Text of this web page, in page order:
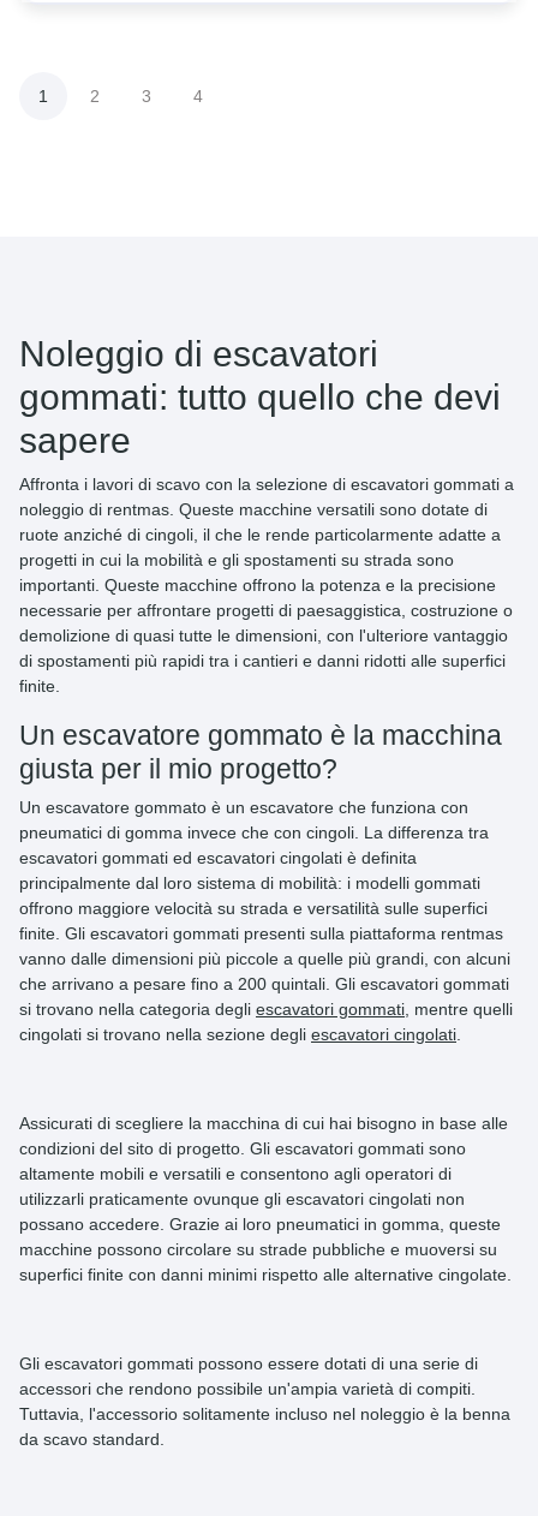
1 2 3 4
Noleggio di escavatori
gommati: tutto quello che devi
sapere
Affronta i lavori di scavo con la selezione di escavatori gommati a
noleggio di rentmas. Queste macchine versatili sono dotate di
ruote anziché di cingoli, il che le rende particolarmente adatte a
progetti in cui la mobilità e gli spostamenti su strada sono
importanti. Queste macchine offrono la potenza e la precisione
necessarie per affrontare progetti di paesaggistica, costruzione o
demolizione di quasi tutte le dimensioni, con l'ulteriore vantaggio
di spostamenti più rapidi tra i cantieri e danni ridotti alle superfici
finite.
Un escavatore gommato è la macchina
giusta per il mio progetto?
Un escavatore gommato è un escavatore che funziona con
pneumatici di gomma invece che con cingoli. La differenza tra
escavatori gommati ed escavatori cingolati è definita
principalmente dal loro sistema di mobilità: i modelli gommati
offrono maggiore velocità su strada e versatilità sulle superfici
finite. Gli escavatori gommati presenti sulla piattaforma rentmas
vanno dalle dimensioni più piccole a quelle più grandi, con alcuni
che arrivano a pesare fino a 200 quintali . Gli escavatori gommati
si trovano nella categoria degli escavatori gommati , mentre quelli
cingolati si trovano nella sezione degli escavatori cingolati
Assicurati di scegliere la macchina di cui hai bisogno in base alle
condizioni del sito di progetto. Gli escavatori gommati sono
altamente mobili e versatili e consentono agli operatori di
utilizzarli praticamente ovunque gli escavatori cingolati non
possano accedere. Grazie ai loro pneumatici in gomma, queste
macchine possono circolare su strade pubbliche e muoversi su
superfici finite con danni minimi rispetto alle alternative cingolate.
Gli escavatori gommati possono essere dotati di una serie di
accessori che rendono possibile un'ampia varietà di compiti.
Tuttavia, l'accessorio solitamente incluso nel noleggio è la benna
da scavo standard.